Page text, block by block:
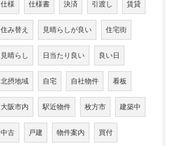
仕様 仕様書 決済 引渡し 賃貸
住み替え 見晴らしが良い 住宅街
見晴らし 日当たり良い 良い日
北摂地域 自宅 自社物件 看板
大阪市内 駅近物件 枚方市 建築中
中古 戸建 物件案内 買付